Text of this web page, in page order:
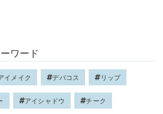
ワード
イメイク デパコス リップ
アイシャドウ チーク